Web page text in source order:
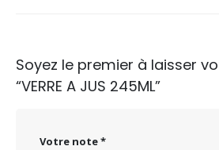
Soyez le premier à laisser
“VERRE A JUS 245ML”
Votre note*